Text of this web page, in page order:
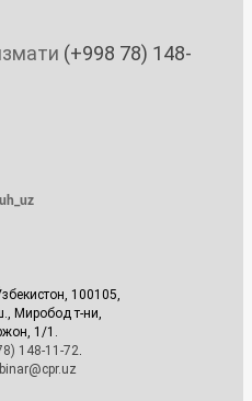
(+998 78) 148-
100105,
Миробод т-ни,
1/1.
148-11-72